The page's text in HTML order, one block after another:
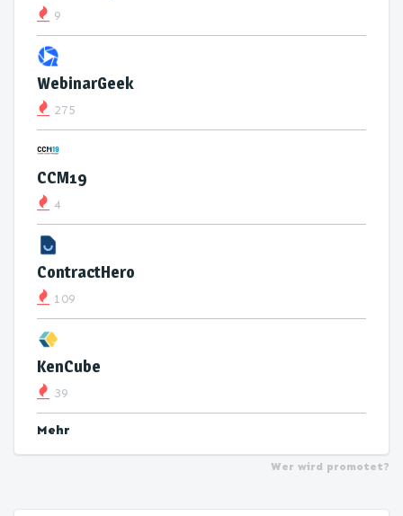
9
WebinarGeek
275
CCM19
4
ContractHero
109
KenCube
39
Mehr
Wer wird promotet?